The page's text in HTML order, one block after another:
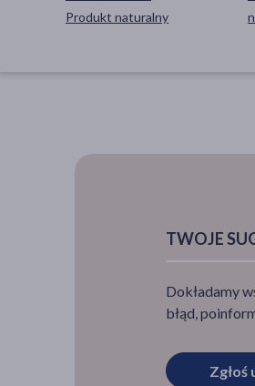
Produkt naturalny
TWOJE
Dokładamy
błąd,
Zgłoś